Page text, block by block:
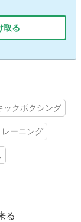
取る
ックボクシング
レーニング
る